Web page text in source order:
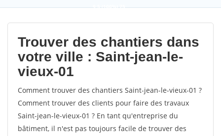
9,5(100%)75
votes
Trouver des chantiers dans
votre ville : Saint-jean-le-
vieux-01
Comment trouver des chantiers Saint-jean-le-vieux-01 ?
Comment trouver des clients pour faire des travaux
Saint-jean-le-vieux-01 ? En tant qu'entreprise du
bâtiment, il n'est pas toujours facile de trouver des